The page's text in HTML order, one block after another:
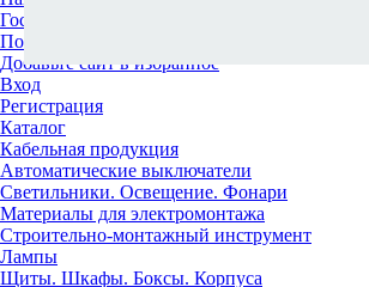
Гос. заказчикам
Поставщикам
Добавьте сайт в избранное
Вход
Регистрация
Каталог
Кабельная продукция
Автоматические выключатели
Светильники. Освещение. Фонари
Материалы для электромонтажа
Строительно-монтажный инструмент
Лампы
Щиты. Шкафы. Боксы. Корпуса